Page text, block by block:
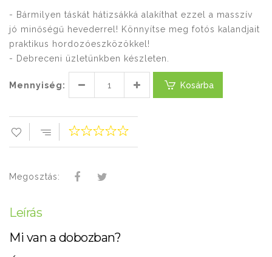
- Bármilyen táskát hátizsákká alakíthat ezzel a masszív
jó minőségű hevederrel! Könnyítse meg fotós kalandjait
praktikus hordozóeszközökkel!
- Debreceni üzletünkben készleten.
Mennyiség: Kosárba
Megosztás:
Leírás
Mi van a dobozban?